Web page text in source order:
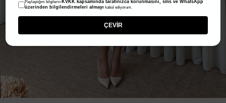
Paylaştığım bilgilerin KVKK kapsamında tarafınızca korunmasını, sms ve WhatsApp
üzerinden bilgilendirmeleri almayı kabul ediyorum.
ÇEVİR